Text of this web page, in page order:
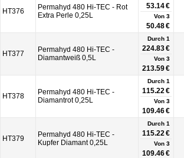
HT376
Permahyd 480 Hi-TEC - Rot
Extra Perle 0,25L
53.14 €
Von 3
50.48 €
HT377
Permahyd 480 Hi-TEC -
Diamantweiß 0,5L
Durch 1
224.83 €
Von 3
213.59 €
HT378
Permahyd 480 Hi-TEC -
Diamantrot 0,25L
Durch 1
115.22 €
Von 3
109.46 €
HT379
Permahyd 480 Hi-TEC -
Kupfer Diamant 0,25L
Durch 1
115.22 €
Von 3
109.46 €